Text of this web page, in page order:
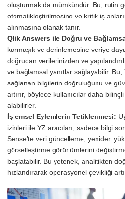
oluşturmak da mümkündür. Bu, rutin
otomatikleştirilmesine ve kritik iş
alınmasına olanak tanır.
Qlik Answers ile Doğru ve
karmaşık ve derinlemesine veriye
doğrudan verilerinizden ve
ve bağlamsal yanıtlar sağlayabilir. Bu,
sağlanan bilgilerin doğruluğunu ve
artırır, böylece kullanıcılar daha
alabilirler.
İşlemsel Eylemlerin Tetiklenmesi:
izinleri ile YZ aracıları, sadece bilgi
Sense’te veri güncelleme, yeniden
görselleştirme görünümlerini
başlatabilir. Bu yetenek, analitikten
hızlandırarak operasyonel çevikliği